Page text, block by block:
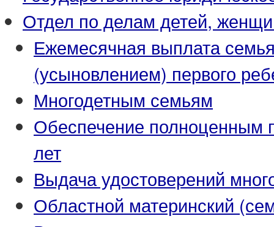
Отдел по делам детей,
Ежемесячная выплата
(усыновлением) первого
Многодетным семьям
Обеспечение полноценным
лет
Выдача удостоверений
Областной материнский